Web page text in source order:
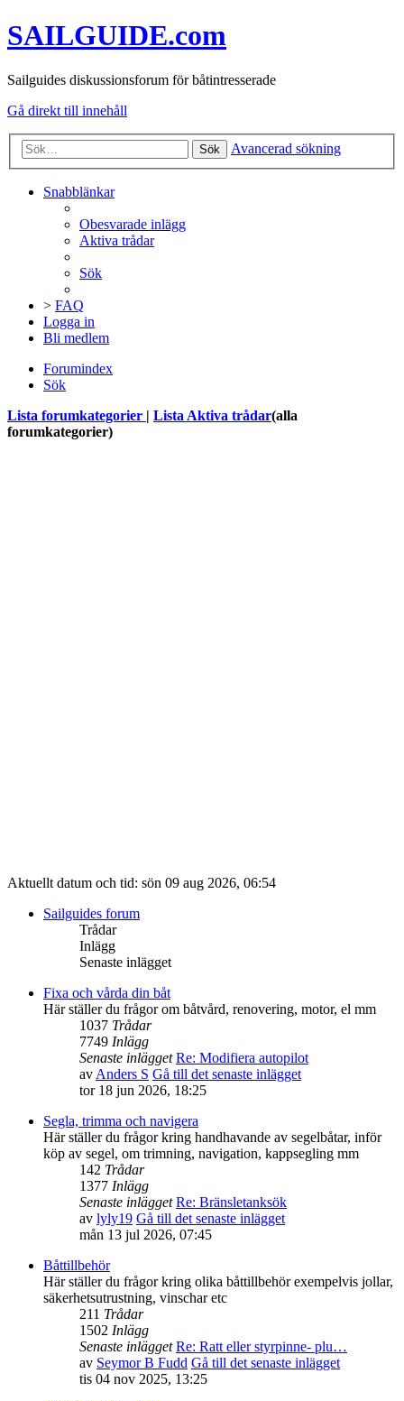
SAILGUIDE.com
Sailguides diskussionsforum för båtintresserade
Gå direkt till innehåll
Sök Avancerad sökning
Snabblänkar
Obesvarade inlägg
Aktiva trådar
Sök
> FAQ
Logga in
Bli medlem
Forumindex
Sök
Lista forumkategorier
Lista Aktiva trådar(alla
forumkategorier)
Aktuellt datum och tid: sön 09 aug 2026, 06:54
Sailguides forum
Trådar
Inlägg
Senaste inlägget
Fixa och vårda din båt
Här ställer du frågor om båtvård, renovering, motor, el mm
1037 Trådar
7749 Inlägg
Senaste inlägget Re: Modifiera autopilot
avAnders S Gå till det senaste inlägget
tor 18 jun 2026, 18:25
Segla, trimma och navigera
Här ställer du frågor kring handhavande av segelbåtar, inför
köp av segel, om trimning, navigation, kappsegling mm
142 Trådar
1377 Inlägg
Senaste inlägget Re: Bränsletanksök
av lyly19 Gå till det senaste inlägget
mån 13 jul 2026, 07:45
Båttillbehör
Här ställer du frågor kring olika båttillbehör exempelvis jollar,
säkerhetsutrustning, vinschar etc
211 Trådar
1502 Inlägg
Senaste inlägget Re: Ratt eller styrpinne- plu…
av Seymor B Fudd Gå till det senaste inlägget
tis 04 nov 2025, 13:25